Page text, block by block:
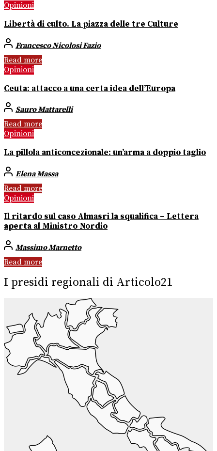
Opinioni
Libertà di culto. La piazza delle tre Culture
Francesco Nicolosi Fazio
Read more
Opinioni
Ceuta: attacco a una certa idea dell’Europa
Sauro Mattarelli
Read more
Opinioni
La pillola anticoncezionale: un’arma a doppio taglio
Elena Massa
Read more
Opinioni
Il ritardo sul caso Almasri la squalifica – Lettera
aperta al Ministro Nordio
Massimo Marnetto
Read more
I presidi regionali di Articolo21